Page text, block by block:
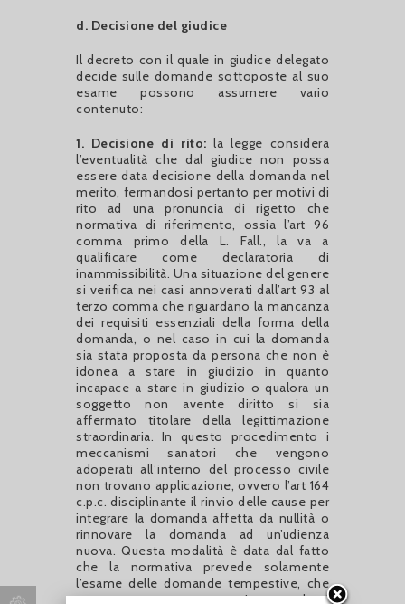
d. Decisione del giudice
Il decreto con il quale in giudice delegato
decide sulle domande sottoposte al suo
esame possono assumere vario
contenuto:
1. Decisione di rito: la legge considera
l’eventualità che dal giudice non possa
essere data decisione della domanda nel
merito, fermandosi pertanto per motivi di
rito ad una pronuncia di rigetto che
normativa di riferimento, ossia l’art 96
comma primo della L. Fall., la va a
qualificare come declaratoria di
inammissibilità. Una situazione del genere
si verifica nei casi annoverati dall’art 93 al
terzo comma che riguardano la mancanza
dei requisiti essenziali della forma della
domanda, o nel caso in cui la domanda
sia stata proposta da persona che non è
idonea a stare in giudizio in quanto
incapace a stare in giudizio o qualora un
soggetto non avente diritto si sia
affermato titolare della legittimazione
straordinaria. In questo procedimento i
meccanismi sanatori che vengono
adoperati all’interno del processo civile
non trovano applicazione, ovvero l’art 164
c.p.c. disciplinante il rinvio delle cause per
integrare la domanda affetta da nullità o
rinnovare la domanda ad un’udienza
nuova. Questa modalità è data dal fatto
che la normativa prevede solamente
l’esame delle domande tempestive, che
sono state presentate nei antecedenti